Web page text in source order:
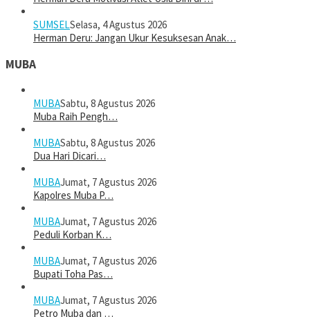
SUMSELSelasa, 4 Agustus 2026
Herman Deru: Jangan Ukur Kesuksesan Anak…
MUBA
MUBASabtu, 8 Agustus 2026
Muba Raih Pengh…
MUBASabtu, 8 Agustus 2026
Dua Hari Dicari…
MUBAJumat, 7 Agustus 2026
Kapolres Muba P…
MUBAJumat, 7 Agustus 2026
Peduli Korban K…
MUBAJumat, 7 Agustus 2026
Bupati Toha Pas…
MUBAJumat, 7 Agustus 2026
Petro Muba dan …